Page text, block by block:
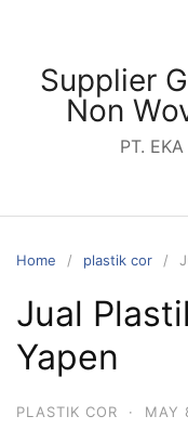
contentSupplier
Non
PT.
Home plastik cor
Jual
Yapen
PLASTIK COR · MAY